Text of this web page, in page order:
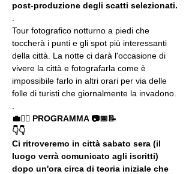
post-produzione degli scatti selezionati.
Tour fotografico notturno a piedi che
toccherà i punti e gli spot più interessanti
della città. La notte ci darà l'occasione di
vivere la città e fotografarla come è
impossibile farlo in altri orari per via delle
folle di turisti che giornalmente la invadono.
💼🚶‍♂️ PROGRAMMA 📷📅📝
👇👇
Ci ritroveremo in città sabato sera (il
luogo verrà comunicato agli iscritti)
dopo un'ora circa di teoria iniziale che